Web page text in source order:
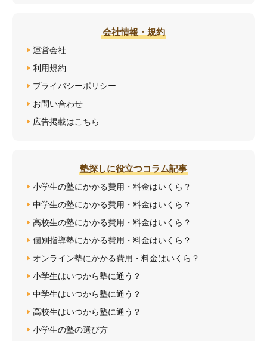
会社情報・規約
運営会社
利用規約
プライバシーポリシー
お問い合わせ
広告掲載はこちら
塾探しに役立つコラム記事
小学生の塾にかかる費用・料金はいくら？
中学生の塾にかかる費用・料金はいくら？
高校生の塾にかかる費用・料金はいくら？
個別指導塾にかかる費用・料金はいくら？
オンライン塾にかかる費用・料金はいくら？
小学生はいつから塾に通う？
中学生はいつから塾に通う？
高校生はいつから塾に通う？
小学生の塾の選び方